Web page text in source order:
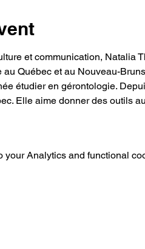
et communication, Natalia
au Québec et au Nouveau-
étudier en gérontologie.
Elle aime donner des outils
your Analytics and functional